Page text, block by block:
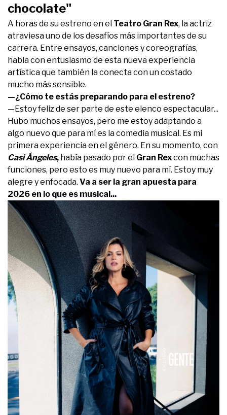
chocolate"
A horas de su estreno en el Teatro Gran Rex, la actriz
atraviesa uno de los desafíos más importantes de su
carrera. Entre ensayos, canciones y coreografías,
habla con entusiasmo de esta nueva experiencia
artística que también la conecta con un costado
mucho más sensible.
—¿Cómo te estás preparando para el estreno?
—Estoy feliz de ser parte de este elenco espectacular...
Hubo muchos ensayos, pero me estoy adaptando a
algo nuevo que para mí es la comedia musical. Es mi
primera experiencia en el género. En su momento, con
Casi Ángeles, había pasado por el Gran Rexcon muchas
funciones, pero esto es muy nuevo para mí. Estoy muy
alegre y enfocada. Va a ser la gran apuesta para
2026 en lo que es musical...